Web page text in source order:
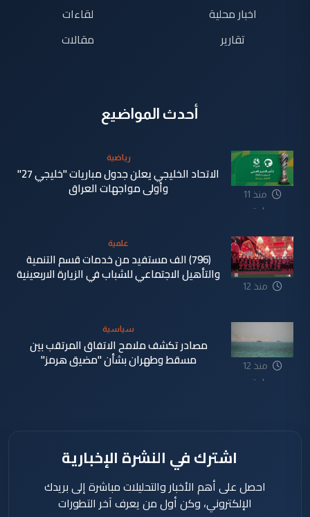
اخبار محلية
تقارير
لقاءات
مقالات
أحدث المواضيع
منذ 11
ساعة
رياضية
الاتحاد الخليجي يعلن جدول مباريات "خليجي 27"
وأولى مواجهات العراق
منذ 12
علمية
(796) الف مستفيد من خدمات قسم التنمية
والتأهيل الاجتماعي للشباب في الزيارة الاربعينية
منذ 12
ساعة
سياسية
مصادر تكشف ملامح الاتفاق المرتقب بين
مسقط وطهران بشأن "مضيق هرمز"
اشترك في النشرة الإخبارية
احصل على أهم الأخبار والتحليلات مباشرة إلى بريدك
الإلكتروني، وكن أول من يعرف آخر التطورات